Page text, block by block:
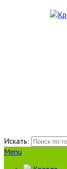
Искать:
Menu